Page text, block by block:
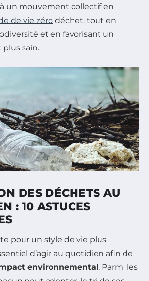
un mouvement collectif en
de vie zéro déchet, tout en
et en favorisant un
sain.
DES DÉCHETS AU
: 10 ASTUCES
pour un style de vie plus
d’agir au quotidien afin de
environnemental . Parmi les